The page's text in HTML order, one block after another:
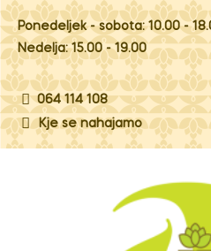
Ponedeljek - sobota: 10.00 -
Nedelja: 15.00 - 19.00
064 114 108
Kje se nahajamo